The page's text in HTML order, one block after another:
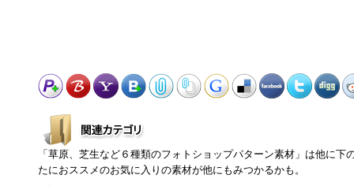
「草原、芝生など６種類のフォトショップパターン素材」は他に
たにおススメのお気に入りの素材が他にもみつかるかも。